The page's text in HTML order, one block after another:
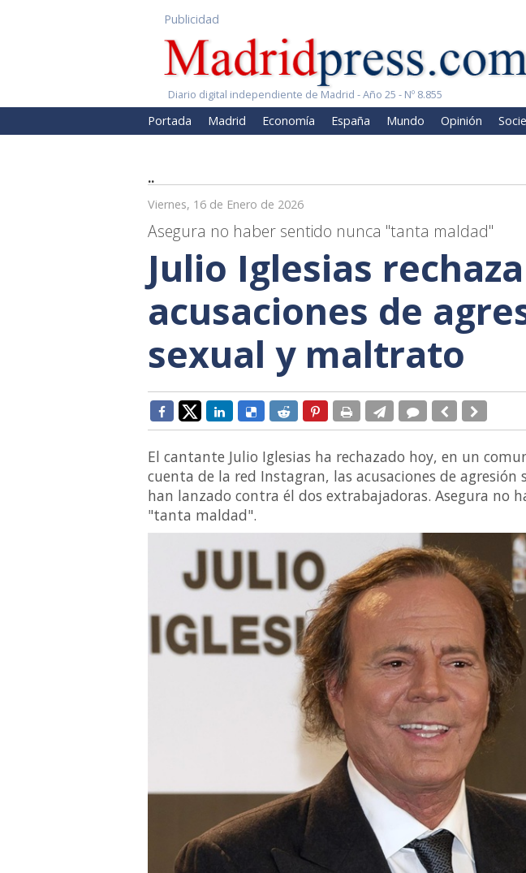
Publicidad
Diario digital independiente de Madrid - Año 25 - Nº 8.855
Portada Madrid Economía España Mundo Opinión
..
Viernes, 16 de Enero de 2026
Asegura no haber sentido nunca "tanta maldad"
Julio Iglesias
acusaciones de
sexual y maltrato
El cantante Julio Iglesias ha rechazado hoy, en un
cuenta de la red Instagran, las acusaciones de
han lanzado contra él dos extrabajadoras. Asegura no
"tanta maldad".